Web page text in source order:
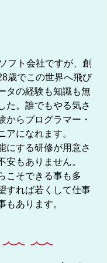
フト会社ですが、創
歳でこの世界へ飛び
タの経験も知識も無
た。 誰でもやる気さ
からプログラマー・
アになれます。
にする研修が用意さ
安もありません。
こそできる事も多
すれば若くして仕事
もあります。